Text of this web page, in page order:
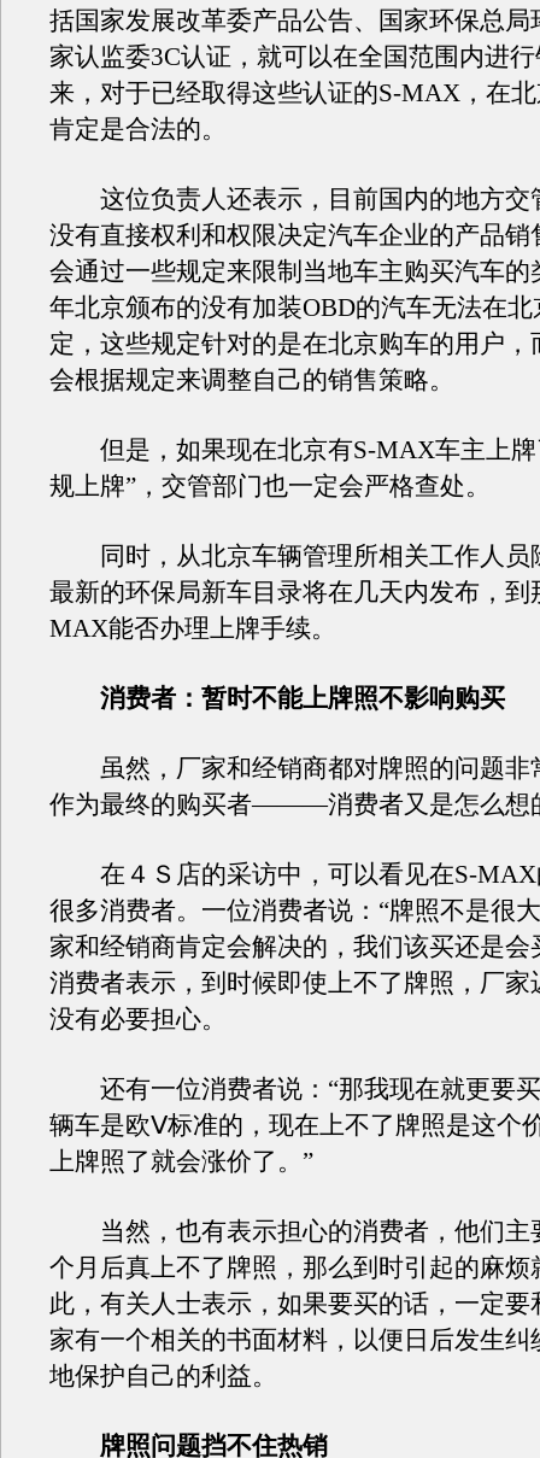
括国家发展改革委产品公告、国家环保总局
家认监委3C认证，就可以在全国范围内进
来，对于已经取得这些认证的S-MAX，在
肯定是合法的。
这位负责人还表示，目前国内的地方交
没有直接权利和权限决定汽车企业的产品销
会通过一些规定来限制当地车主购买汽车的
年北京颁布的没有加装OBD的汽车无法在
定，这些规定针对的是在北京购车的用户，
会根据规定来调整自己的销售策略。
但是，如果现在北京有S-MAX车主上牌
规上牌”，交管部门也一定会严格查处。
同时，从北京车辆管理所相关工作人员
最新的环保局新车目录将在几天内发布，到
MAX能否办理上牌手续。
消费者：暂时不能上牌照不影响购买
虽然，厂家和经销商都对牌照的问题非
作为最终的购买者———消费者又是怎么想
在４Ｓ店的采访中，可以看见在S-MAX
很多消费者。一位消费者说：“牌照不是很
家和经销商肯定会解决的，我们该买还是会
消费者表示，到时候即使上不了牌照，厂家
没有必要担心。
还有一位消费者说：“那我现在就更要
辆车是欧Ⅴ标准的，现在上不了牌照是这个
上牌照了就会涨价了。”
当然，也有表示担心的消费者，他们主
个月后真上不了牌照，那么到时引起的麻烦
此，有关人士表示，如果要买的话，一定要
家有一个相关的书面材料，以便日后发生纠
地保护自己的利益。
牌照问题挡不住热销